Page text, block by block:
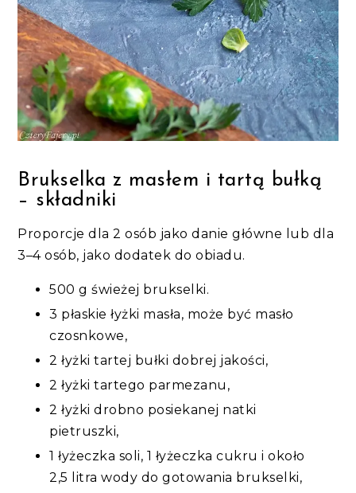
Brukselka z masłem i tartą bułką
– składniki
Proporcje dla 2 osób jako danie główne lub dla
3–4 osób, jako dodatek do obiadu.
500 g świeżej brukselki.
3 płaskie łyżki masła, może być masło
czosnkowe,
2 łyżki tartej bułki dobrej jakości,
2 łyżki tartego parmezanu,
2 łyżki drobno posiekanej natki
pietruszki,
1 łyżeczka soli, 1 łyżeczka cukru i około
2,5 litra wody do gotowania brukselki,